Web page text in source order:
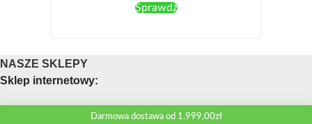
Sprawdź
NASZE SKLEPY
Sklep internetowy:
Obsługa telefoniczna sklepuDarmowa dostawa od 1.999,00zł